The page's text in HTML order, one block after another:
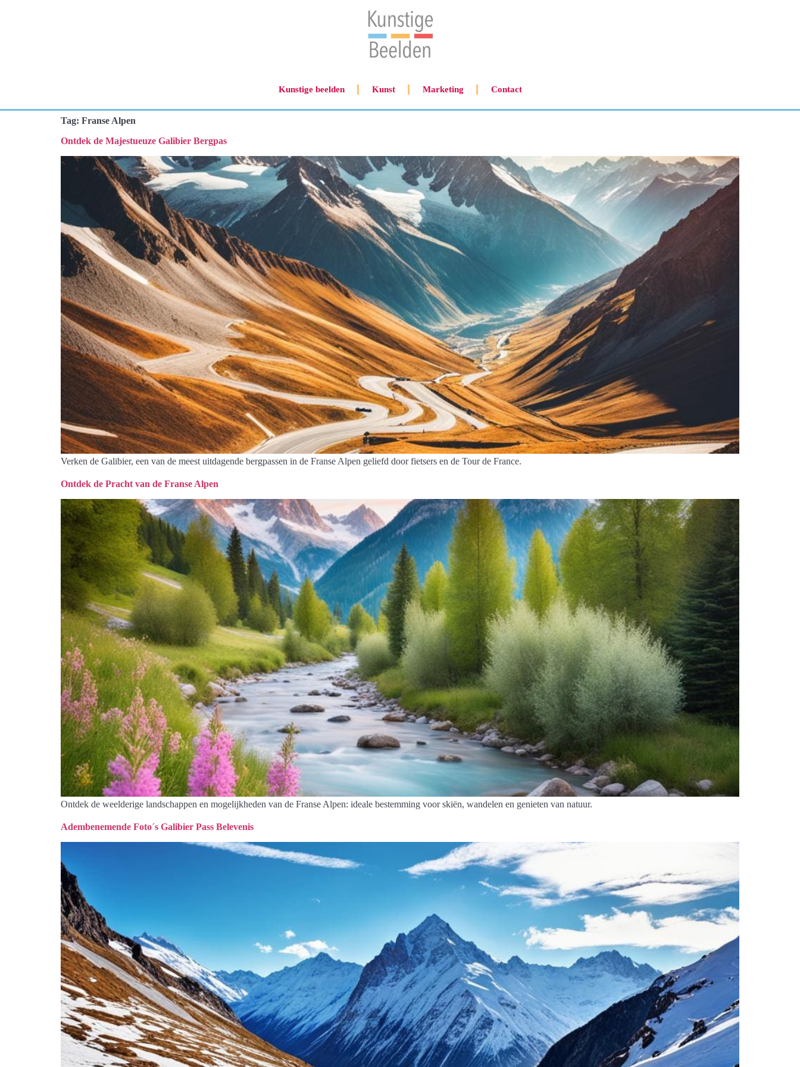
Kunstige beelden Kunst Marketing Contact
Tag: Franse Alpen
Ontdek de Majestueuze Galibier Bergpas
Verken de Galibier, een van de meest uitdagende bergpassen in de Franse Alpen geliefd door fietsers en de Tour de France.
Ontdek de Pracht van de Franse Alpen
Ontdek de weelderige landschappen en mogelijkheden van de Franse Alpen: ideale bestemming voor skiën, wandelen en genieten van natuur.
Adembenemende Foto´s Galibier Pass Belevenis